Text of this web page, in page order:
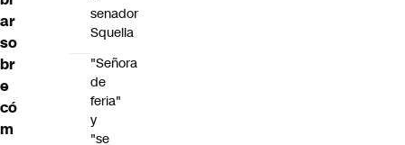
ar
so
br
e
có
m
senador
Squella
"Señora
de
feria"
y
"se